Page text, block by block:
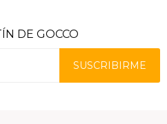
DE GOCCO
SUSCRIBIRME